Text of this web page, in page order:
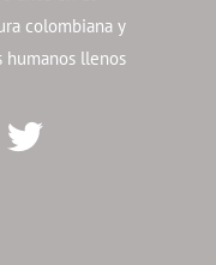
colombiana y
humanos llenos